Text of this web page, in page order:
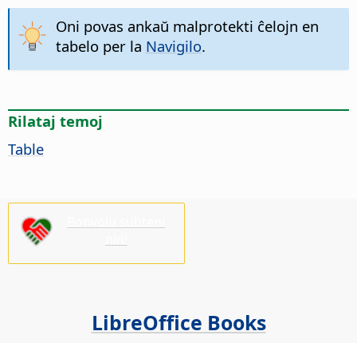
Oni povas ankaŭ malprotekti ĉelojn en
tabelo per la Navigilo.
Rilataj temoj
Table
LibreOffice Books